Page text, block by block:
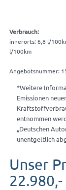
Verbrauch:
innerorts: 6,8 l/
l/100km
Angebotsnummer:
*Weitere
Emissionen
entnommen
„Deutschen
unentgeltlich
Unser
22.980,-